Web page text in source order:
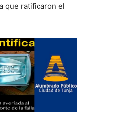
que ratificaron el